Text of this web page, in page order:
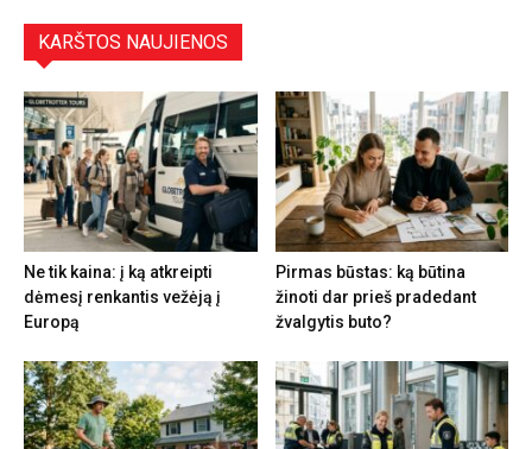
KARŠTOS NAUJIENOS
Ne tik kaina: į ką atkreipti
dėmesį renkantis vežėją į
Europą
Pirmas būstas: ką būtina
žinoti dar prieš pradedant
žvalgytis buto?